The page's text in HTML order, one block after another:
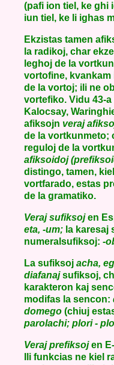
(pafi ion tiel, ke ghi
iun tiel, ke li ighas
Ekzistas tamen
la radikoj, char
leghoj de la
vortofine, kvankam
de la vortoj; ili ne
vortefiko. Vidu 43-
Kalocsay,
afiksojn veraj
de la vortkunmeto;
reguloj de la
afiksoidoj
distingo, tamen,
vortfarado, estas
de la gramatiko.
Veraj sufiksojen
eta, -um; la karesaj
numeralsufiksoj: -
La sufiksoj acha,
diafanajsufiksoj,
karakteron kaj
modifas la sencon:
domego (chiuj
parolachi; plori -
Veraj prefiksojen
Ili funkcias ne kiel